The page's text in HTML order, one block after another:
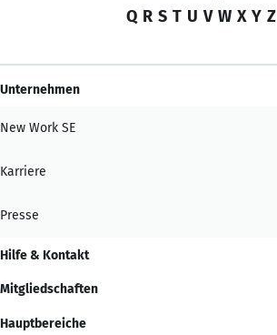
Q R S T U V W X Y Z
Unternehmen
New Work SE
Karriere
Presse
Hilfe & Kontakt
Mitgliedschaften
Hauptbereiche